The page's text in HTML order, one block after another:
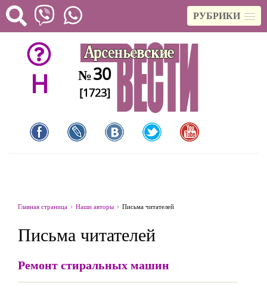
РУБРИКИ
H №30
[1723]
Главная страница Наши авторы Письма читателей
Письма читателей
Ремонт стиральных машин